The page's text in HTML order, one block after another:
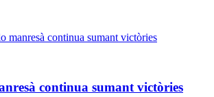
continua sumant victòries